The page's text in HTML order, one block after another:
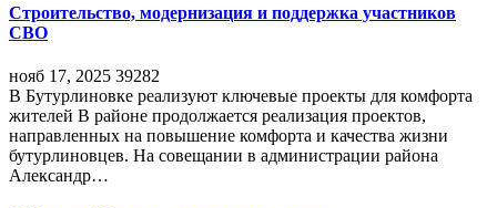
Строительство, модернизация и поддержка участников
СВО
нояб 17, 2025 39282
В Бутурлиновке реализуют ключевые проекты для комфорта
жителей В районе продолжается реализация проектов,
направленных на повышение комфорта и качества жизни
бутурлиновцев. На совещании в администрации района
Александр…